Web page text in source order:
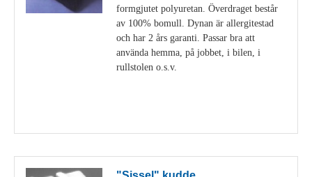
formgjutet polyuretan. Överdraget består
av 100% bomull. Dynan är allergitestad
och har 2 års garanti. Passar bra att
använda hemma, på jobbet, i bilen, i
rullstolen o.s.v.